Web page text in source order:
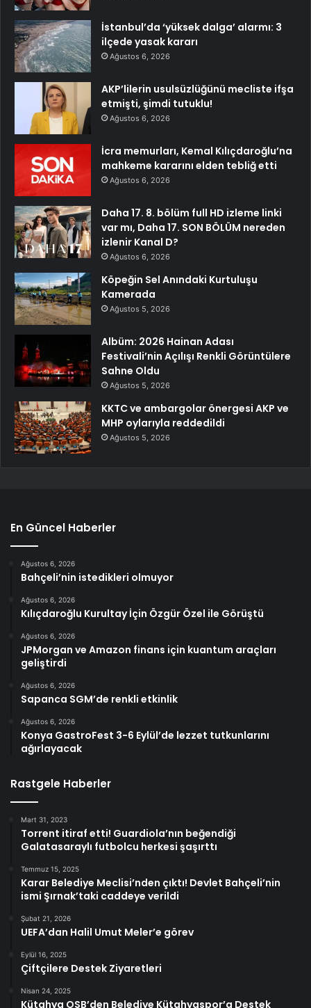
İstanbul’da ‘yüksek dalga’ alarmı: 3
ilçede yasak kararı
Ağustos 6, 2026
AKP’lilerin usulsüzlüğünü mecliste ifşa
etmişti, şimdi tutuklu!
Ağustos 6, 2026
İcra memurları, Kemal Kılıçdaroğlu’na
mahkeme kararını elden tebliğ etti
Ağustos 6, 2026
Daha 17. 8. bölüm full HD izleme linki
var mı, Daha 17. SON BÖLÜM nereden
izlenir Kanal D?
Ağustos 6, 2026
Köpeğin Sel Anındaki Kurtuluşu
Kamerada
Ağustos 5, 2026
Albüm: 2026 Hainan Adası
Festivali’nin Açılışı Renkli Görüntülere
Sahne Oldu
Ağustos 5, 2026
KKTC ve ambargolar önergesi AKP ve
MHP oylarıyla reddedildi
Ağustos 5, 2026
En Güncel Haberler
Ağustos 6, 2026
Bahçeli’nin istedikleri olmuyor
Ağustos 6, 2026
Kılıçdaroğlu Kurultay İçin Özgür Özel ile Görüştü
Ağustos 6, 2026
JPMorgan ve Amazon finans için kuantum araçları
geliştirdi
Ağustos 6, 2026
Sapanca SGM’de renkli etkinlik
Ağustos 6, 2026
Konya GastroFest 3-6 Eylül’de lezzet tutkunlarını
ağırlayacak
Rastgele Haberler
Mart 31, 2023
Torrent itiraf etti! Guardiola’nın beğendiği
Galatasaraylı futbolcu herkesi şaşırttı
Temmuz 15, 2025
Karar Belediye Meclisi’nden çıktı! Devlet Bahçeli’nin
ismi Şırnak’taki caddeye verildi
Şubat 21, 2026
UEFA’dan Halil Umut Meler’e görev
Eylül 16, 2025
Çiftçilere Destek Ziyaretleri
Nisan 24, 2025
Kütahya OSB’den Belediye Kütahyaspor’a Destek